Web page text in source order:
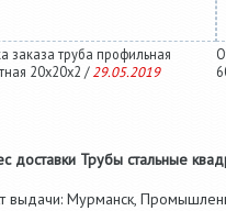
заказа труба профильная
20х20х2 / 29.05.2019
доставки Трубы стальные
выдачи: Мурманск,